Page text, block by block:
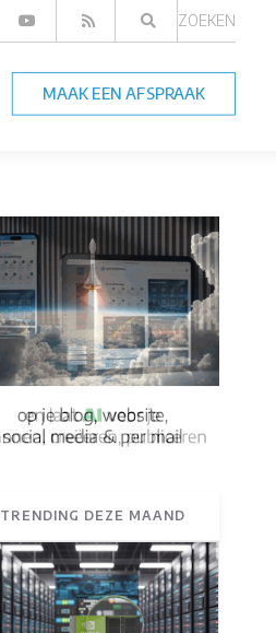
ZOEKEN
MAAK EEN AFSPRAAK
TRENDING DEZE MAAND